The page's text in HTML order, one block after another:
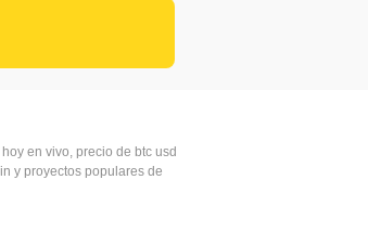
en vivo, precio de btc usd
y proyectos populares de